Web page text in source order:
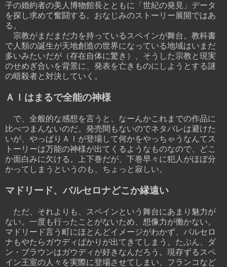
子の婚約者の美人博物館長とともに「世紀の発見」データ
を探し求めて奮闘する。おなじみのストーリー展開ではあ
る。
宗教がまだまだ力を持っているスペインが舞台。教科書
で人類の誕生が天地創造の世界になっている地域はいまだ
多いみたいだが（存在自体に驚き）、そうした宗教と現実
のせめぎ合いを背景に、発表を亡きものにしようとする謎
の暗殺者と対決していく。
ＡＩはまるで全能の神様
で、全般的な感想を言うと、なーんかこれまでの作品に
比べつまんないのだ。発売間もないのでネタバレは避けた
いが、やっぱりＡＩが登場して何かをやっちゃうなんてス
トーリーは万能の神様が出てくるようなものなので、どこ
か面白みに欠ける。上下巻だが、下巻早々に犯人がほぼ分
かってしまうというのも、ちょっと寂しい。
マドリード、バルセロナどこか縁遠い
ただ、それよりも、スペインという舞台にあまり魅力が
ない。一度も行ったことがないため、想像力が働かない。
マドリード言う町にほとんどイメージがわかず、バルセロ
ナもやたらガウディばかりが出てきてしまう。たぶん、ダ
ン・ブラウンはガウディが好きなんだろう。現存ずるスペ
イン王室の人々を実際に登場させてしまい、フランコなど